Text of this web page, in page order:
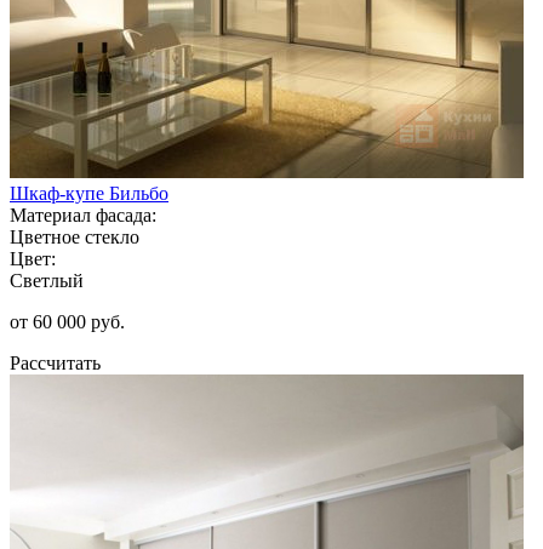
Шкаф-купе Бильбо
Материал фасада:
Цветное стекло
Цвет:
Светлый
от 60 000 руб.
Рассчитать